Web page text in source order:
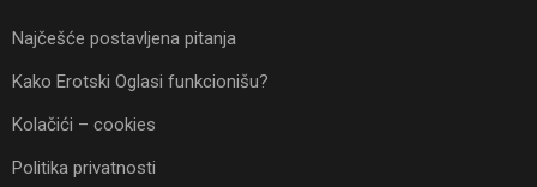
Najčešće postavljena pitanja
Kako Erotski Oglasi funkcionišu?
Kolačići – cookies
Politika privatnosti